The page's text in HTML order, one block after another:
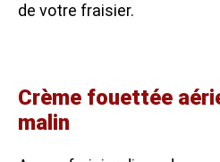
de votre fraisier.
Crème fouettée
malin